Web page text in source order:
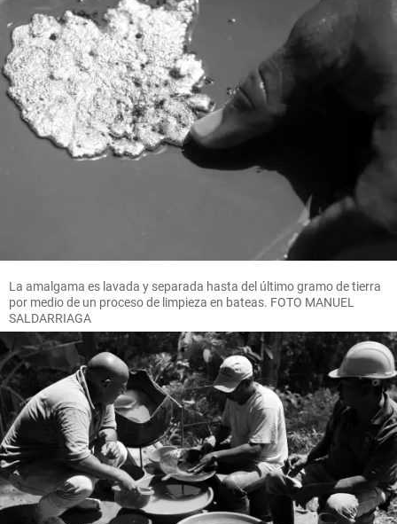
La amalgama es lavada y separada hasta del último gramo de tierra
por medio de un proceso de limpieza en bateas. FOTO MANUEL
SALDARRIAGA